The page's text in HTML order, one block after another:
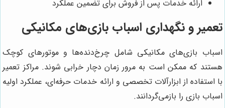
ارائه خدمات پس از فروش برای تضمین عملکرد
تعمیر و نگهداری اسباب بازی‌های مکانیکی
اسباب بازی‌های مکانیکی شامل چرخ‌دنده‌ها و موتورهای کوچک
هستند که ممکن است به مرور زمان دچار خرابی شوند. مراکز تعمیر
با استفاده از ابزارآلات تخصصی و ارائه خدمات حرفه‌ای، عملکرد اولیه
اسباب بازی را بازمی‌گردانند.